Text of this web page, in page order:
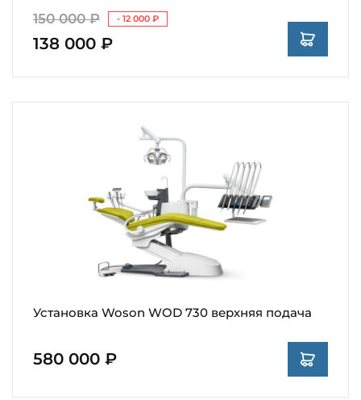
150 000 ₽ - 12 000 ₽
138 000 ₽
Установка Woson WOD 730 верхняя подача
580 000 ₽